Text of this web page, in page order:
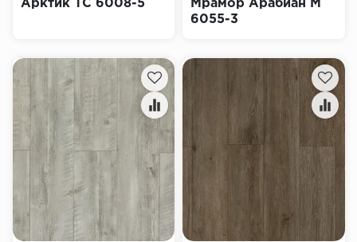
Арктик ТС 6008-5
Мрамор Арабиан М
6055-3